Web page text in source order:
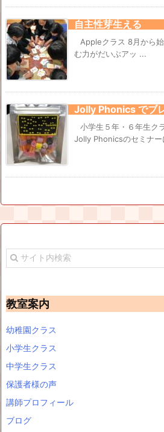
自主性芽生える
Appleクラス 8月から
む力がだいぶアッ ...
Jolly Phonics でブ
小学生５年・６年生ク
Jolly Phonicsのセミナー
教室案内
幼稚園クラス
小学生クラス
中学生クラス
保護者様の声
講師プロフィール
ブログ